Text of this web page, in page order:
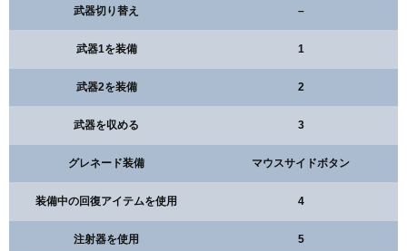
武器切り替え –
武器1を装備 1
武器2を装備 2
武器を収める 3
グレネード装備 マウスサイドボタン
装備中の回復アイテムを使用 4
注射器を使用 5